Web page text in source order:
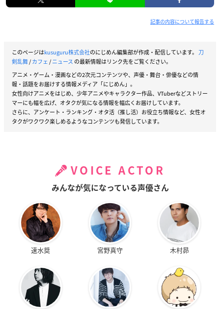
記事の内容について報告する
このページはkusuguru株式会社のにじめん編集部が作成・配信しています。 刀
剣乱舞/カフェ/ニュース の最新情報はリンク先をご覧ください。
アニメ・ゲーム・漫画などの2次元コンテンツや、声優・舞台・俳優などの情
報・話題をお届けする情報メディア「にじめん」。
女性向けアニメをはじめ、少年アニメやキャラクター作品、VTuberなどストリー
マーにも幅を広げ、オタクが気になる情報を幅広くお届けしています。
さらに、アンケート・ランキング・オタ活（推し活）お役立ち情報など、女性オ
タクがワクワク楽しめるようなコンテンツも発信しています。
VOICE ACTOR
みんなが気になっている声優さん
速水奨 宮野真守 木村昴